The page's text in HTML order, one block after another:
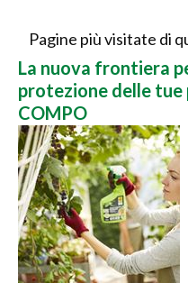
Pagine più visitate di
La nuova frontiera
protezione delle
COMPO